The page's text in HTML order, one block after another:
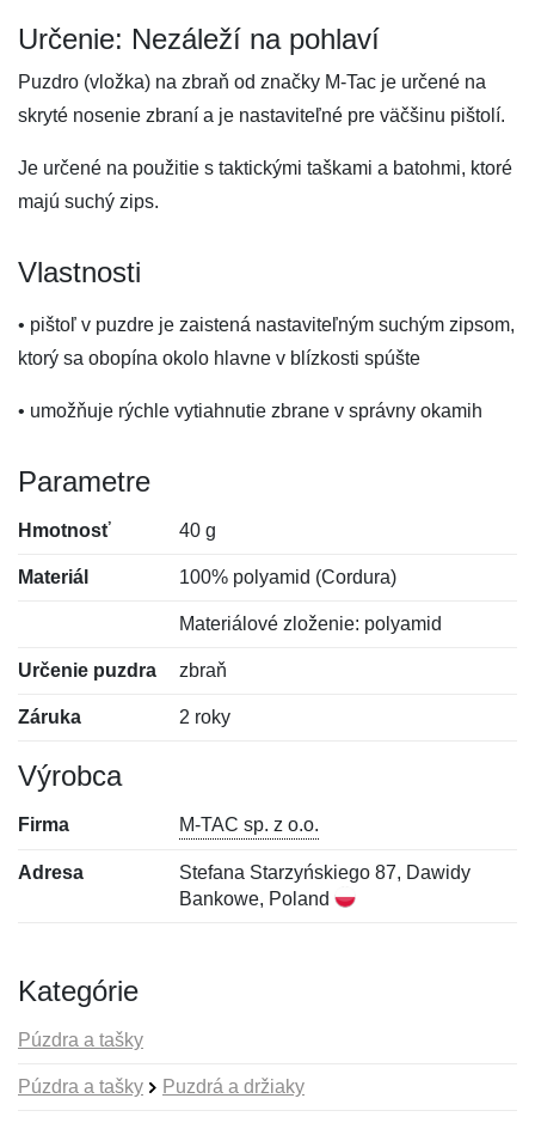
Určenie: Nezáleží na pohlaví
Puzdro (vložka) na zbraň od značky M-Tac je určené na
skryté nosenie zbraní a je nastaviteľné pre väčšinu pištolí.
Je určené na použitie s taktickými taškami a batohmi, ktoré
majú suchý zips.
Vlastnosti
• pištoľ v puzdre je zaistená nastaviteľným suchým zipsom,
ktorý sa obopína okolo hlavne v blízkosti spúšte
• umožňuje rýchle vytiahnutie zbrane v správny okamih
Parametre
Hmotnosť 40 g
Materiál 100% polyamid (Cordura)
Materiálové zloženie: polyamid
Určenie puzdra zbraň
Záruka 2 roky
Výrobca
Firma M-TAC sp. z o.o.
Adresa
Stefana Starzyńskiego 87, Dawidy
Bankowe, Poland
Kategórie
Púzdra a tašky
Púzdra a tašky Puzdrá a držiaky